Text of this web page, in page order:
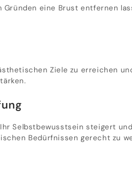
eine Brust entfernen
Ziele zu erreichen
Selbstbewusstsein steigert
Bedürfnissen gerecht zu